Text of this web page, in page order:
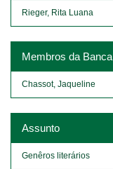
Rieger, Rita Luana
Membros da Banca
Chassot, Jaqueline
Assunto
Genêros literários